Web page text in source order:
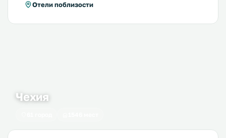
Отели поблизости
Чехия